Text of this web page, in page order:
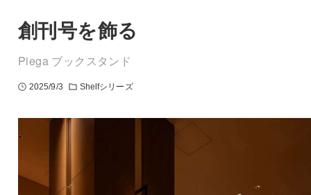
創刊号を飾る
Piega ブックスタンド
2025/9/3 Shelfシリーズ